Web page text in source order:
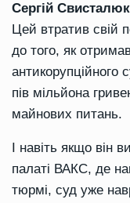
Сергій Свисталюк
Цей втратив свій
до того, як
антикорупційного
пів мільйона
майнових питань.
І навіть якщо він
палаті ВАКС, де
тюрмі, суд уже